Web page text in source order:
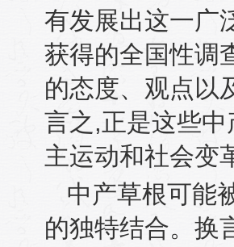
有发展出这一广
获得的全国性调
的态度、观点以
言之,正是这些
主运动和社会变
中产草根可能
的独特结合。换